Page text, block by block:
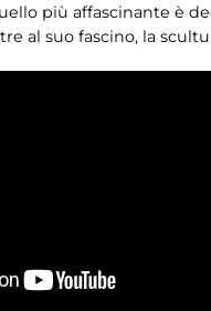
più affascinante è
al suo fascino, la